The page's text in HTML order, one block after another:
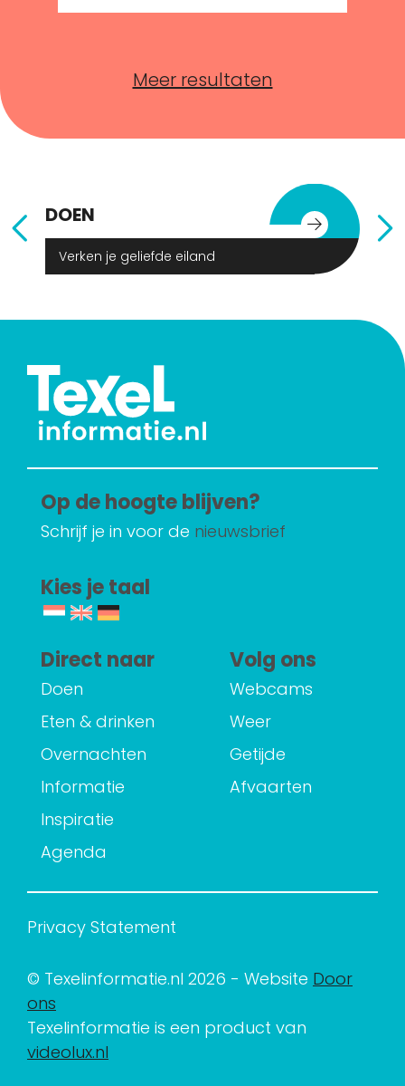
Meer resultaten
DOEN
Verken je geliefde eiland
Op de hoogte blijven?
Schrijf je in voor de nieuwsbrief
Kies je taal
Direct naar
Doen
Eten & drinken
Overnachten
Informatie
Inspiratie
Agenda
Volg ons
Webcams
Weer
Getijde
Afvaarten
Privacy Statement
© Texelinformatie.nl 2026 - Website Door
ons
Texelinformatie is een product van
videolux.nl